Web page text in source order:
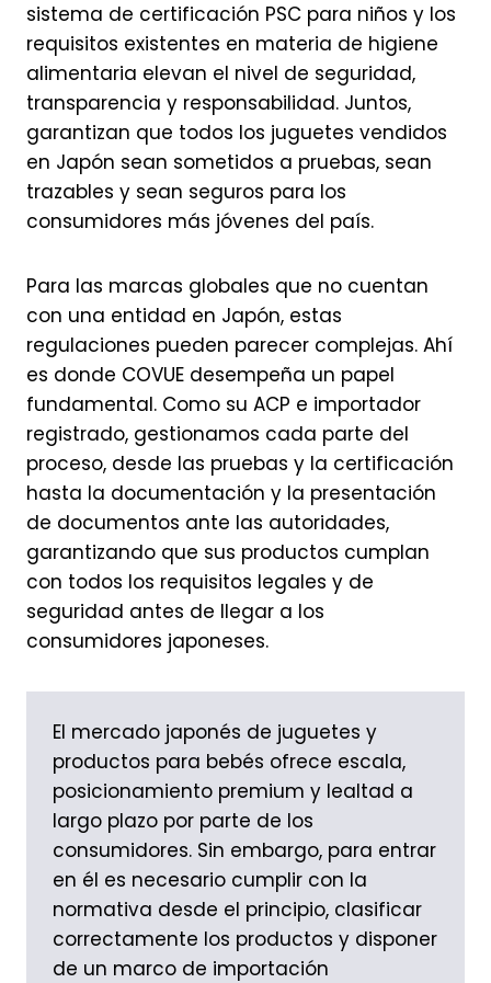
sistema de certificación PSC para niños y los
requisitos existentes en materia de higiene
alimentaria elevan el nivel de seguridad,
transparencia y responsabilidad. Juntos,
garantizan que todos los juguetes vendidos
en Japón sean sometidos a pruebas, sean
trazables y sean seguros para los
consumidores más jóvenes del país.
Para las marcas globales que no cuentan
con una entidad en Japón, estas
regulaciones pueden parecer complejas. Ahí
es donde COVUE desempeña un papel
fundamental. Como su ACP e importador
registrado, gestionamos cada parte del
proceso, desde las pruebas y la certificación
hasta la documentación y la presentación
de documentos ante las autoridades,
garantizando que sus productos cumplan
con todos los requisitos legales y de
seguridad antes de llegar a los
consumidores japoneses.
El mercado japonés de juguetes y
productos para bebés ofrece escala,
posicionamiento premium y lealtad a
largo plazo por parte de los
consumidores. Sin embargo, para entrar
en él es necesario cumplir con la
normativa desde el principio, clasificar
correctamente los productos y disponer
de un marco de importación